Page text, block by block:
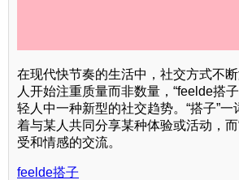
在现代快节奏的生活中，社交方式不
人开始注重质量而非数量，“feelde搭
轻人中一种新型的社交趋势。“搭子”一
着与某人共同分享某种体验或活动，
受和情感的交流。
feelde搭子